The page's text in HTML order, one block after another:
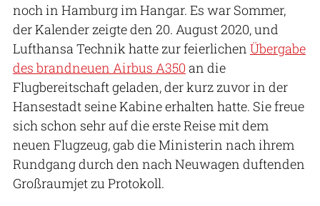
noch in Hamburg im Hangar. Es war Sommer,
der Kalender zeigte den 20. August 2020, und
Lufthansa Technik hatte zur feierlichen Übergabe
des brandneuen Airbus A350 an die
Flugbereitschaft geladen, der kurz zuvor in der
Hansestadt seine Kabine erhalten hatte. Sie freue
sich schon sehr auf die erste Reise mit dem
neuen Flugzeug, gab die Ministerin nach ihrem
Rundgang durch den nach Neuwagen duftenden
Großraumjet zu Protokoll.